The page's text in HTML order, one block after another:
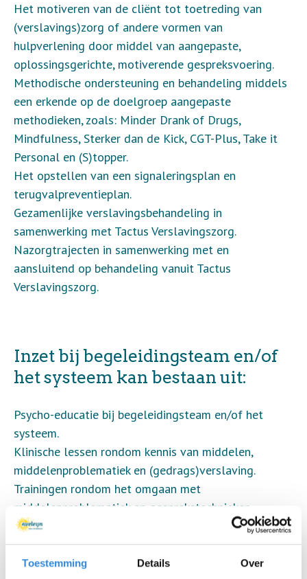
Toestemming Details Over
Het motiveren van de cliënt tot toetreding van
(verslavings)zorg of andere vormen van
hulpverlening door middel van aangepaste,
oplossingsgerichte, motiverende gespreksvoering.
Methodische ondersteuning en behandeling middels
een erkende op de doelgroep aangepaste
methodieken, zoals: Minder Drank of Drugs,
Mindfulness, Sterker dan de Kick, CGT-Plus, Take it
Personal en (S)topper.
Het opstellen van een signaleringsplan en
terugvalpreventieplan.
Gezamenlijke verslavingsbehandeling in
samenwerking met Tactus Verslavingszorg.
Nazorgtrajecten in samenwerking met en
aansluitend op behandeling vanuit Tactus
Verslavingszorg.
​Inzet bij begeleidingsteam en/of
het systeem kan bestaan uit:
Psycho-educatie bij begeleidingsteam en/of het
systeem.
Klinische lessen rondom kennis van middelen,
middelenproblematiek en (gedrags)verslaving.
Trainingen rondom het omgaan met
middelenproblematiek en gesprekstechnieken.
Ondersteuning, advisering en coaching van
begeleiders en/of het systeem.